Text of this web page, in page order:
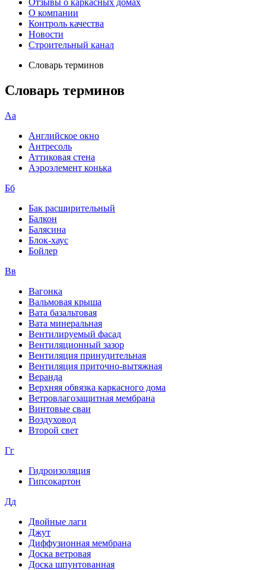
Отзывы о каркасных домах
О компании
Контроль качества
Новости
Строительный канал
Словарь терминов
Словарь терминов
Аа
Английское окно
Антресоль
Аттиковая стена
Аэроэлемент конька
Бб
Бак расширительный
Балкон
Балясина
Блок-хаус
Бойлер
Вв
Вагонка
Вальмовая крыша
Вата базальтовая
Вата минеральная
Вентилируемый фасад
Вентиляционный зазор
Вентиляция принудительная
Вентиляция приточно-вытяжная
Веранда
Верхняя обвязка каркасного дома
Ветровлагозащитная мембрана
Винтовые сваи
Воздуховод
Второй свет
Гг
Гидроизоляция
Гипсокартон
Дд
Двойные лаги
Джут
Диффузионная мембрана
Доска ветровая
Доска шпунтованная